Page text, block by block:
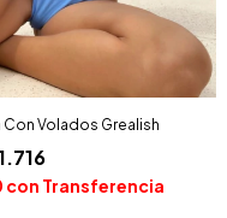
Con Volados Grealish
con Transferencia